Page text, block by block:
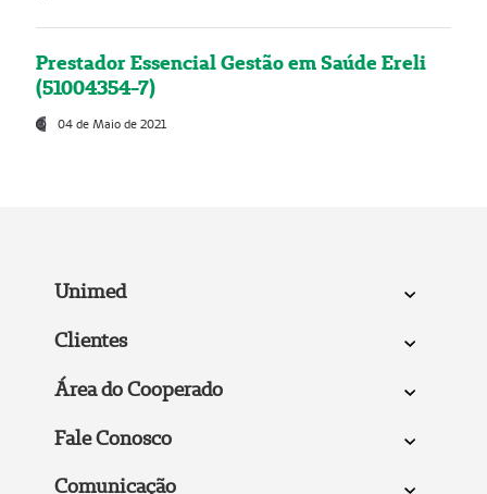
Prestador Essencial Gestão em Saúde Ereli
(51004354-7)
04 de Maio de 2021
Unimed
Clientes
Área do Cooperado
Fale Conosco
Comunicação